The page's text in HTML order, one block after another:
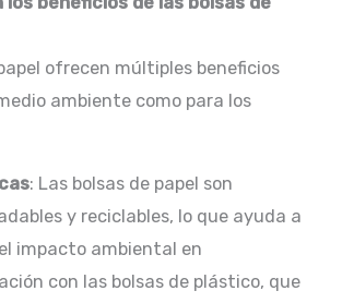
ofrecen múltiples beneficios
ambiente como para los
: Las bolsas de papel son
y reciclables, lo que ayuda a
impacto ambiental en
con las bolsas de plástico, que